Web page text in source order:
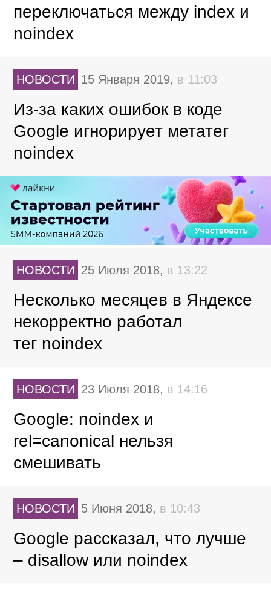
переключаться между index и
noindex
НОВОСТИ 15 Января 2019, в 11:03
Из-за каких ошибок в коде
Google игнорирует метатег
noindex
НОВОСТИ 25 Июля 2018, в 13:22
Несколько месяцев в Яндексе
некорректно работал
тег noindex
НОВОСТИ 23 Июля 2018, в 14:16
Google: noindex и
rel=canonical нельзя
смешивать
НОВОСТИ 5 Июня 2018, в 10:43
Google рассказал, что лучше
– disallow или noindex